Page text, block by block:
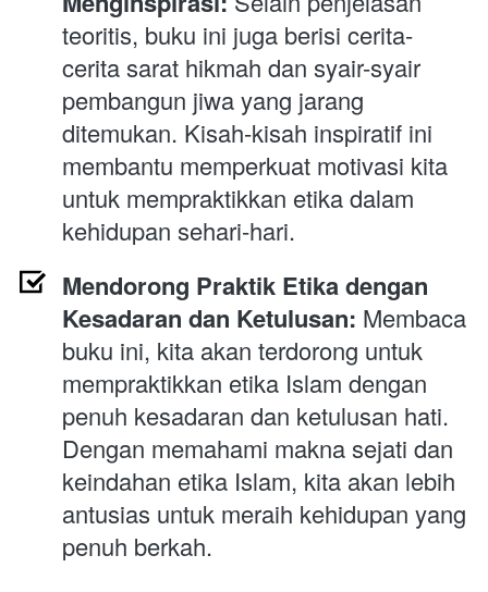
teoritis, buku ini juga berisi cerita-
cerita sarat hikmah dan syair-syair
pembangun jiwa yang jarang
ditemukan. Kisah-kisah inspiratif ini
membantu memperkuat motivasi kita
untuk mempraktikkan etika dalam
kehidupan sehari-hari.
Mendorong Praktik Etika dengan
Kesadaran dan Ketulusan: Membaca
buku ini, kita akan terdorong untuk
mempraktikkan etika Islam dengan
penuh kesadaran dan ketulusan hati.
Dengan memahami makna sejati dan
keindahan etika Islam, kita akan lebih
antusias untuk meraih kehidupan yang
penuh berkah.